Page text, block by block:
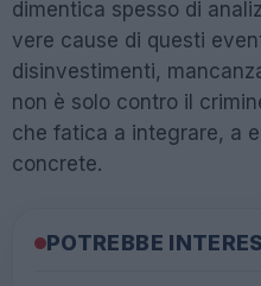
dimentica spesso di
vere cause di questi
disinvestimenti,
non è solo contro il
che fatica a integrare, a
concrete.
POTREBBE